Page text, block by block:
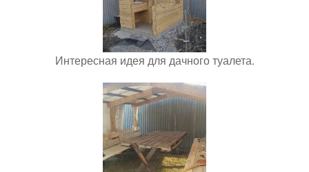
Интересная идея для дачного туалета.